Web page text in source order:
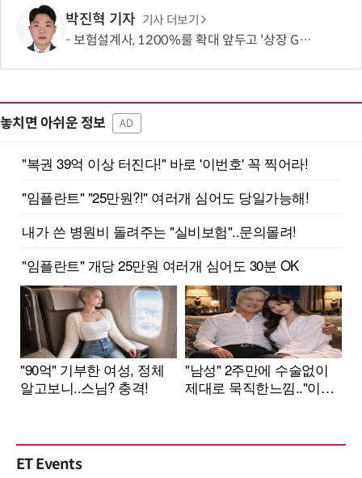
박진혁 기자 기사 더보기
보험설계사, 1200%룰 확대 앞두고 '상장 GA'로 쏠렸다…“신뢰도 메리트”
놓치면 아쉬운 정보 AD
ET Events